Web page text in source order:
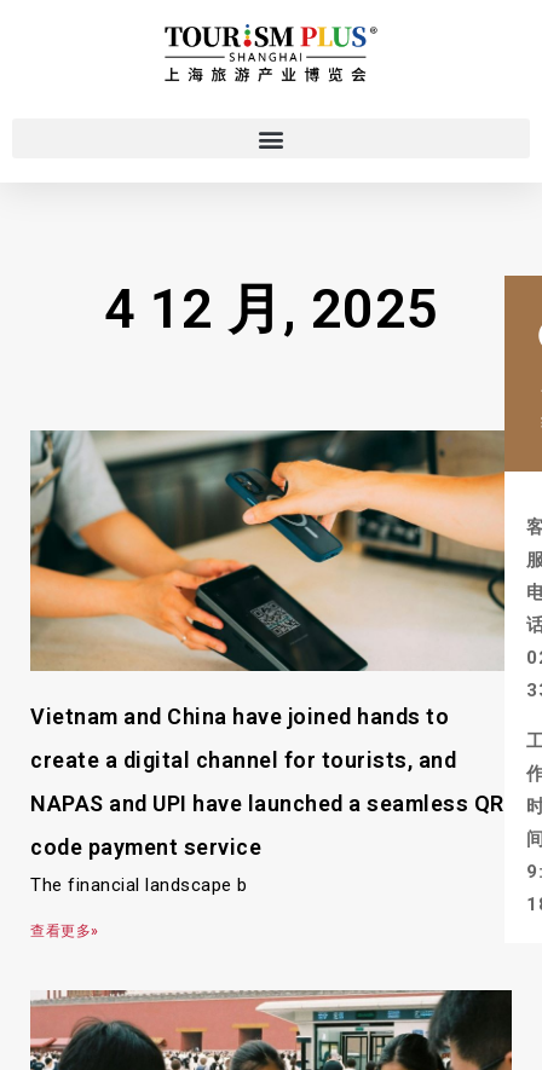
4 12 月, 2025
Vietnam and China have joined hands to
create a digital channel for tourists, and
NAPAS and UPI have launched a seamless QR
code payment service
The financial landscape b
查看更多»